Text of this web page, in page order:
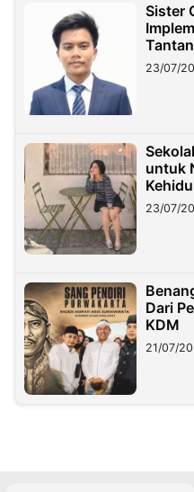
Sister
23/07/
untuk
23/07/
Dari
KDM
21/07/